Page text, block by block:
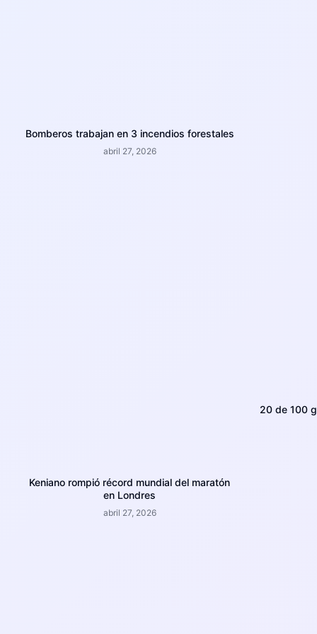
Bomberos trabajan en 3 incendios forestales
abril 27, 2026
Keniano rompió récord mundial del maratón
en Londres
abril 27, 2026
20 de 100